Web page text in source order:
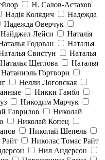
Н. Салов-Астахов
Надія Колядич
Надежда
Надежда Оверчук
Найджел Лейси
Наталія
Годован
Наталья
Свистун
Наталья
Наталья Щеглова
Наталья
Натаниэль Гортворн
Нелли Логовская
Никки Гамбл
Никодим Марчук
Гаврилов
Николай
Николай Копец
Николай Шепель
Райт
Николас Томас Райт
Нил Андерсон